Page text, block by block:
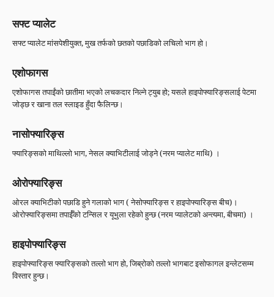
सफ्ट प्यालेट
सफ्ट प्यालेट मांसपेशीयुक्त, मुख तर्फको छतको पछाडिको लचिलो भाग हो।
एशोफागस
एशोफागस तपाईंको छातीमा भएको लचकदार निल्ने ट्युब हो; यसले हाइपोफ्यारिङ्सलाई पेटमा
जोड्छ र खाना तल स्लाइड हुँदा फैलिन्छ।
नासोफ्यारिङ्स
फ्यारिङ्सको माथिल्लो भाग, नेसल क्याभिटीलाई जोड्ने (नरम प्यालेट माथि) ।
ओरोफ्यारिङ्स
ओरल क्याभिटीको पछाडि हुने गलाको भाग ( नेसोफ्यारिङ्स र हाइपोफ्यारिङ्स बीच)।
ओरोफ्यारिङ्समा तपाईँको टन्सिल र यूभुला रहेको हुन्छ (नरम प्यालेटको अन्त्यमा, बीचमा) ।
हाइपोफ्यारिङ्स
हाइपोफ्यारिङ्स फ्यारिङ्सको तल्लो भाग हो, जिब्रोको तल्लो भागबाट इसोफागल इन्लेटसम्म
विस्तार हुन्छ।